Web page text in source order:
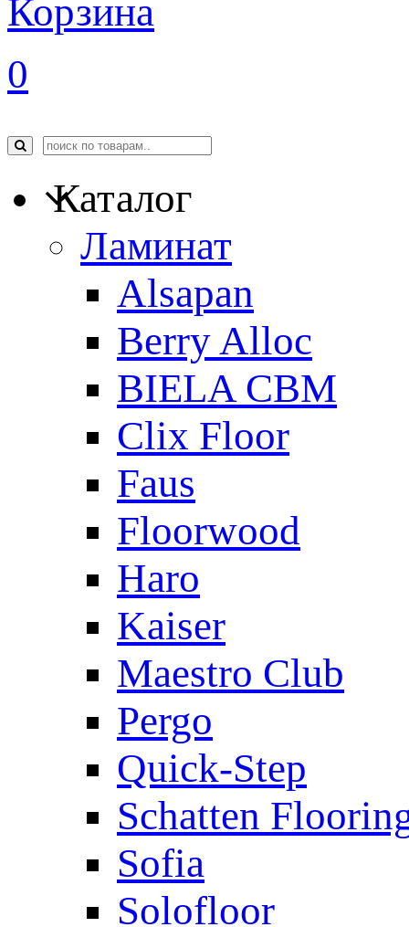
Корзина
0
Каталог
Ламинат
Alsapan
Berry Alloc
BIELA CBM
Clix Floor
Faus
Floorwood
Haro
Kaiser
Maestro Club
Pergo
Quick-Step
Schatten
Sofia
Solofloor